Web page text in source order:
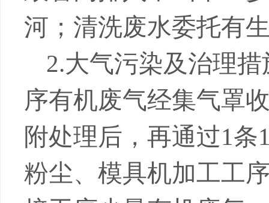
河；清洗废水委托有
2.大气污染及治理
序有机废气经集气罩
附处理后，再通过1条
粉尘、模具机加工工